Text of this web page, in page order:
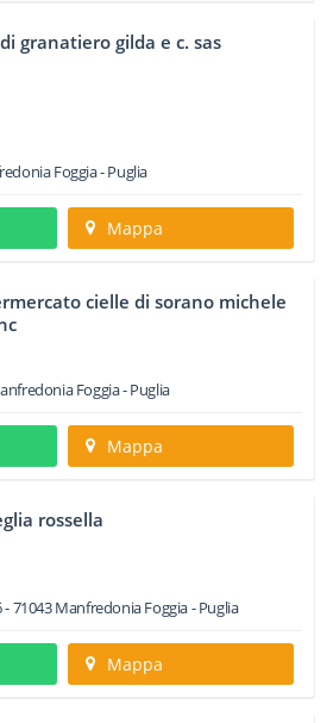
granatiero gilda e c. sas
Foggia -Puglia
Mappa
cielle di sorano michele
Foggia -Puglia
Mappa
rossella
-71043ManfredoniaFoggia -Puglia
Mappa